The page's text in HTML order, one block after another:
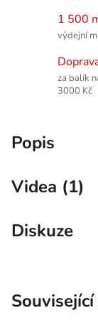
1 500
výdejní
za balík
3000 Kč
Popis
Videa (1)
Diskuze